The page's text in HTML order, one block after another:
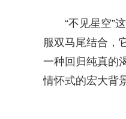
“不见星空”
服双马尾结合，
一种回归纯真的
情怀式的宏大背